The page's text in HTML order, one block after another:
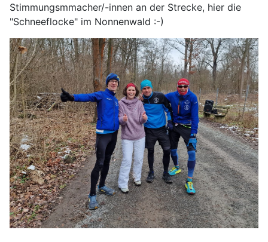
Stimmungsmmacher/-innen an der Strecke, hier die
"Schneeflocke" im Nonnenwald :-)